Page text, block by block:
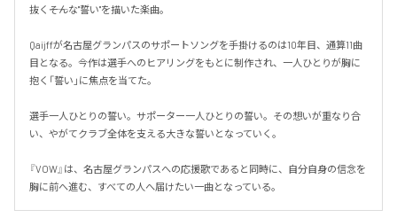
抜く――そんな"誓い"を描いた楽曲。
Qaijffが名古屋グランパスのサポートソングを手掛けるのは10年目、通算11曲
目となる。今作は選手へのヒアリングをもとに制作され、一人ひとりが胸に
抱く「誓い」に焦点を当てた。
選手一人ひとりの誓い。サポーター一人ひとりの誓い。その想いが重なり合
い、やがてクラブ全体を支える大きな誓いとなっていく。
『VOW』は、名古屋グランパスへの応援歌であると同時に、自分自身の信念を
胸に前へ進む、すべての人へ届けたい一曲となっている。